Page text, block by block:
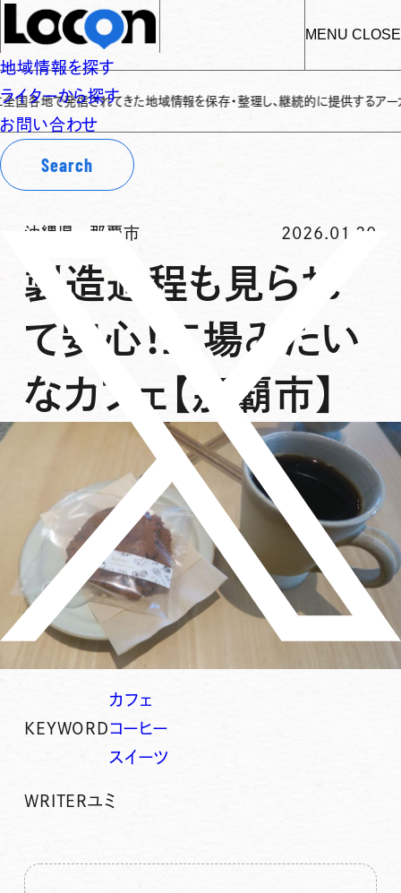
MENU CLOSE
地域情報を探す
ライターから探す
お問い合わせ
Search
信されてきた地域情報を保存・整理し、継続的に提供するアーカイブサイト
沖縄県 那覇市 2026.01.20
製造過程も見られ
て安心！工場みたい
なカフェ【那覇市】
KEYWORD
カフェ
コーヒー
スイーツ
WRITERユミ